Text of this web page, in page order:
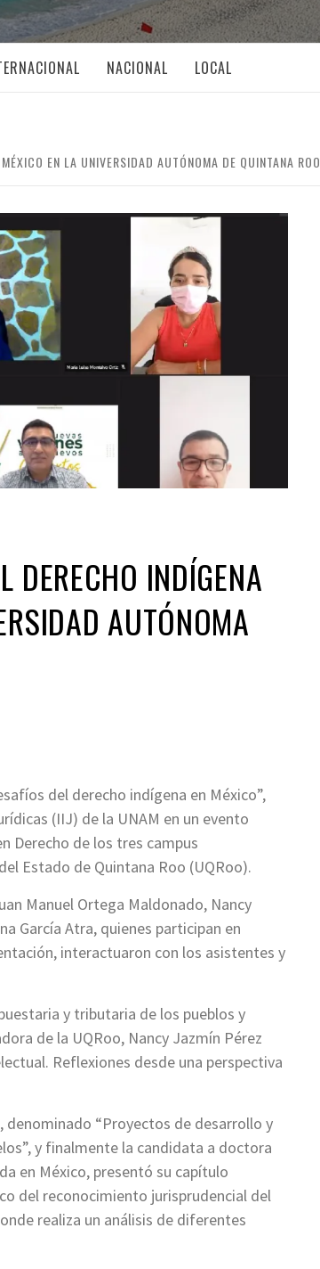
NACIONAL LOCAL
EN LA UNIVERSIDAD AUTÓNOMA DE QUINTANA ROO
DERECHO INDÍGENA
AUTÓNOMA
del derecho indígena en México”,
(IIJ) de la UNAM en un evento
Derecho de los tres campus
Estado de Quintana Roo (UQRoo).
Manuel Ortega Maldonado, Nancy
García Atra, quienes participan en
interactuaron con los asistentes y
y tributaria de los pueblos y
de la UQRoo, Nancy Jazmín Pérez
Reflexiones desde una perspectiva
denominado “Proyectos de desarrollo y
y finalmente la candidata a doctora
en México, presentó su capítulo
del reconocimiento jurisprudencial del
realiza un análisis de diferentes